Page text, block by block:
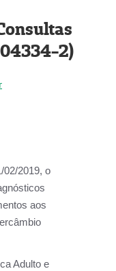
2)
02/2019, o
aos
Adulto e